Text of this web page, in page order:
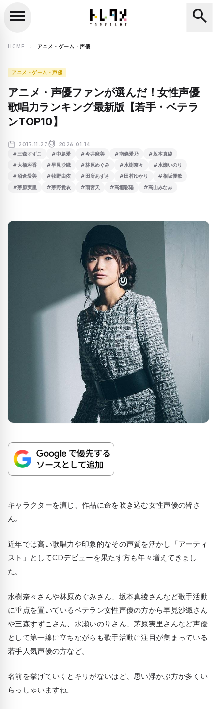
search
menu search
HOME chevron_right アニメ・ゲーム・声優
アニメ・ゲーム・声優
アニメ・声優ファンが選んだ！女性声優
歌唱力ランキング最新版【若手・ベテラ
ンTOP10】
2017.11.27 2026.01.14
#三森すずこ #中島愛 #今井麻美 #南條愛乃
#坂本真綾
#大橋彩香
#早見沙織 #林原めぐみ #水樹奈々
#水瀬いのり
#沼倉愛美
#牧野由依 #田所あずさ #田村ゆかり
#相坂優歌
#茅原実里
#茅野愛衣 #雨宮天 #高垣彩陽 #高山みなみ
キャラクターを演じ、作品に命を吹き込む女性声優の皆さ
ん。
近年では高い歌唱力や印象的なその声質を活かし「アーティ
スト」としてCDデビューを果たす方も年々増えてきまし
た。
水樹奈々さんや林原めぐみさん、坂本真綾さんなど歌手活動
に重点を置いているベテラン女性声優の方から早見沙織さん
や三森すずこさん、水瀬いのりさん、茅原実里さんなど声優
として第一線に立ちながらも歌手活動に注目が集まっている
若手人気声優の方など。
名前を挙げていくとキリがないほど、思い浮かぶ方が多くい
らっしゃいますね。